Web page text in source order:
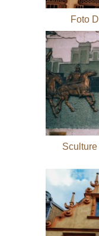
Foto